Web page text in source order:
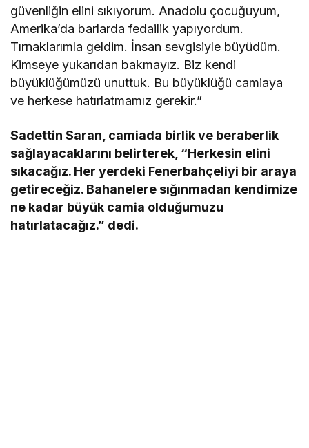
güvenliğin elini sıkıyorum. Anadolu çocuğuyum,
Amerika’da barlarda fedailik yapıyordum.
Tırnaklarımla geldim. İnsan sevgisiyle büyüdüm.
Kimseye yukarıdan bakmayız. Biz kendi
büyüklüğümüzü unuttuk. Bu büyüklüğü camiaya
ve herkese hatırlatmamız gerekir.”
Sadettin Saran, camiada birlik ve beraberlik
sağlayacaklarını belirterek, “Herkesin elini
sıkacağız. Her yerdeki Fenerbahçeliyi bir araya
getireceğiz. Bahanelere sığınmadan kendimize
ne kadar büyük camia olduğumuzu
hatırlatacağız.” dedi.